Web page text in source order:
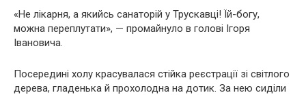
«Не лікарня, а якийсь санаторій у Трускавці! Їй-богу,
можна переплутати», — промайнуло в голові Ігоря
Івановича.
Посередині холу красувалася стійка реєстрації зі світлого
дерева, гладенька й прохолодна на дотик. За нею сиділи